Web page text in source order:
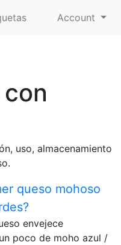
Account
uso, almacenamiento
queso mohoso
envejece
poco de moho azul /